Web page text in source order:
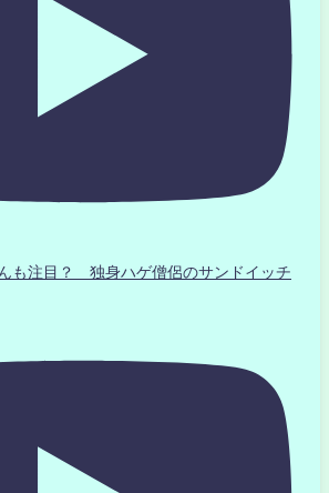
も注目？ 独身ハゲ僧侶のサンドイッチ